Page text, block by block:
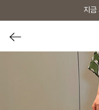
지금